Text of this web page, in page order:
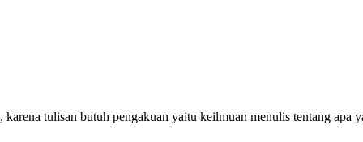
tulisan butuh pengakuan yaitu keilmuan menulis tentang apa